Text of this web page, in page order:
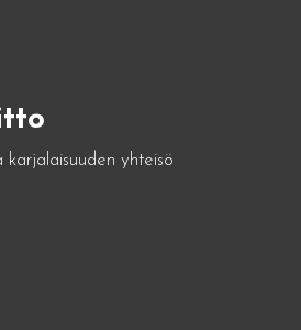
karjalaisuuden yhteisö